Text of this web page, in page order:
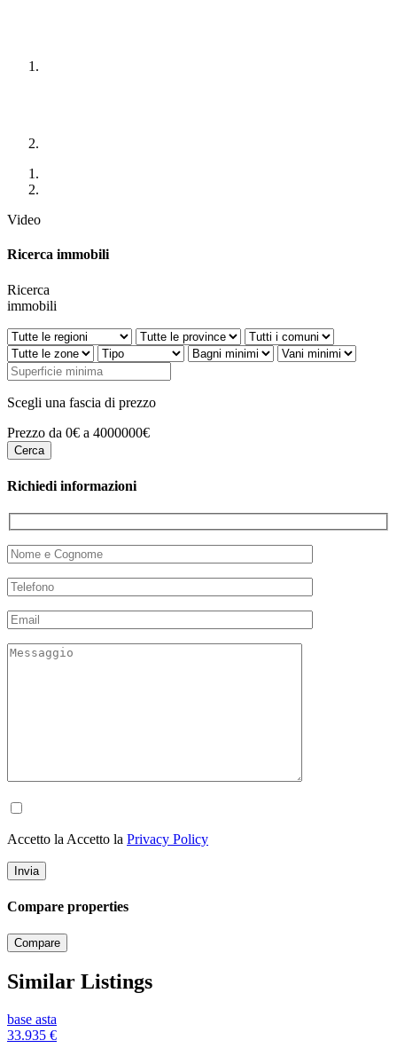
Video
Ricerca immobili
Ricerca
immobili
Scegli una fascia di prezzo
Prezzo da 0€ a 4000000€
Richiedi informazioni
Accetto la Accetto la Privacy Policy
Compare properties
Compare
Similar Listings
base asta
33.935 €